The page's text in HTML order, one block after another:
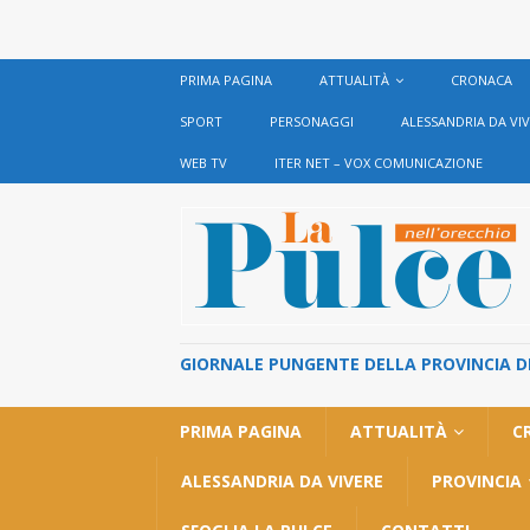
PRIMA PAGINA ATTUALITÀ CRONACA
SPORT PERSONAGGI ALESSANDRIA DA
WEB TV ITER NET – VOX COMUNICAZIONE
GIORNALE PUNGENTE DELLA PROVINCIA
PRIMA PAGINA ATTUALITÀ
ALESSANDRIA DA VIVERE PROVINCIA